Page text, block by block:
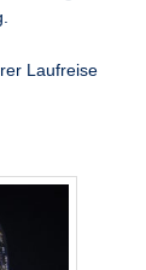
Laufreise